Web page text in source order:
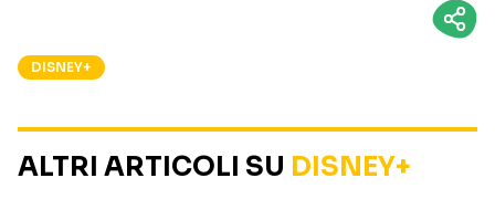
DISNEY+
ALTRI ARTICOLI SU DISNEY+